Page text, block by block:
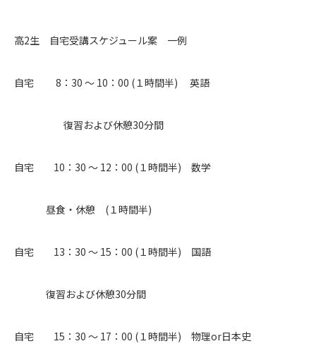
高2生 自宅受講スケジュール案 一例
自宅 8：30 ～ 10：00 (１時間半) 英語
復習および休憩30分間
自宅 10：30 ～ 12：00 (１時間半) 数学
昼食・休憩 (１時間半)
自宅 13：30 ～ 15：00 (１時間半) 国語
復習および休憩30分間
自宅 15：30 ～ 17：00 (１時間半) 物理or日本史